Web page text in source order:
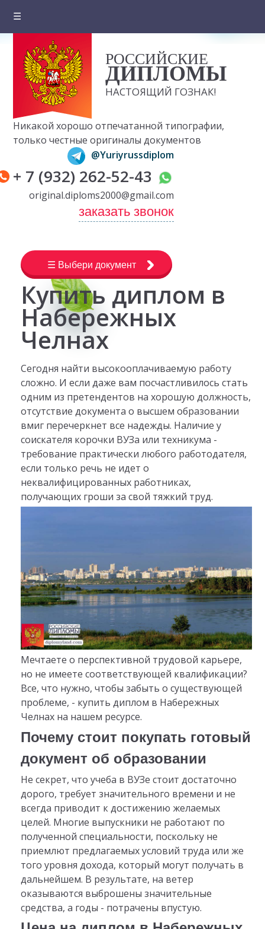
☰
О компании
Цены на документы
Вопросы и ответы
Отзывы клиентов
Оплата и доставка
Контакты
РОССИЙСКИЕ
ДИПЛОМЫ
НАСТОЯЩИЙ ГОЗНАК!
Никакой хорошо отпечатанной типографии,
только честные оригиналы документов
@Yuriyrussdiplom
+ 7 (932) 262-52-43
original.diploms2000@gmail.com
заказать звонок
☰ Выбери документ
Купить диплом в
Набережных
Челнах
Сегодня найти высокооплачиваемую работу
сложно. И если даже вам посчастливилось стать
одним из претендентов на хорошую должность,
отсутствие документа о высшем образовании
вмиг перечеркнет все надежды. Наличие у
соискателя корочки ВУЗа или техникума -
требование практически любого работодателя,
если только речь не идет о
неквалифицированных работниках,
получающих гроши за свой тяжкий труд.
Мечтаете о перспективной трудовой карьере,
но не имеете соответствующей квалификации?
Все, что нужно, чтобы забыть о существующей
проблеме, - купить диплом в Набережных
Челнах на нашем ресурсе.
Почему стоит покупать готовый
документ об образовании
Не секрет, что учеба в ВУЗе стоит достаточно
дорого, требует значительного времени и не
всегда приводит к достижению желаемых
целей. Многие выпускники не работают по
полученной специальности, поскольку не
приемлют предлагаемых условий труда или же
того уровня дохода, который могут получать в
дальнейшем. В результате, на ветер
оказываются выброшены значительные
средства, а годы - потрачены впустую.